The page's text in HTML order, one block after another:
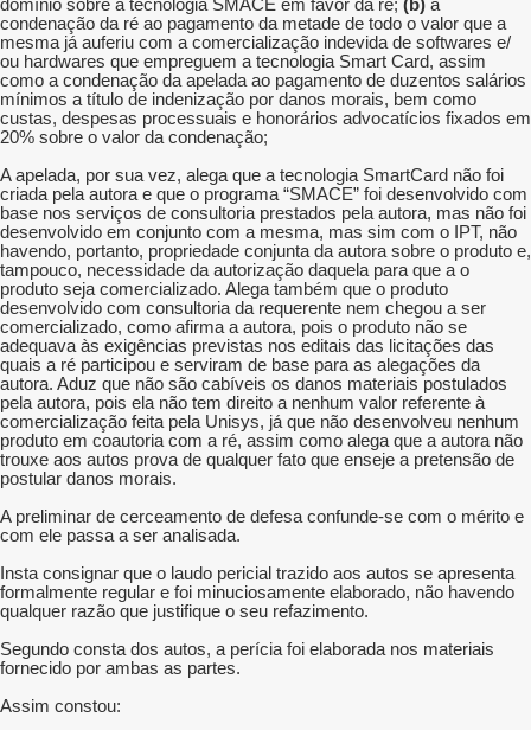
domínio sobre a tecnologia SMACE em favor da ré; (b) a
condenação da ré ao pagamento da metade de todo o valor que a
mesma já auferiu com a comercialização indevida de softwares e/
ou hardwares que empreguem a tecnologia Smart Card, assim
como a condenação da apelada ao pagamento de duzentos salários
mínimos a título de indenização por danos morais, bem como
custas, despesas processuais e honorários advocatícios fixados em
20% sobre o valor da condenação;
A apelada, por sua vez, alega que a tecnologia SmartCard não foi
criada pela autora e que o programa “SMACE” foi desenvolvido com
base nos serviços de consultoria prestados pela autora, mas não foi
desenvolvido em conjunto com a mesma, mas sim com o IPT, não
havendo, portanto, propriedade conjunta da autora sobre o produto e,
tampouco, necessidade da autorização daquela para que a o
produto seja comercializado. Alega também que o produto
desenvolvido com consultoria da requerente nem chegou a ser
comercializado, como afirma a autora, pois o produto não se
adequava às exigências previstas nos editais das licitações das
quais a ré participou e serviram de base para as alegações da
autora. Aduz que não são cabíveis os danos materiais postulados
pela autora, pois ela não tem direito a nenhum valor referente à
comercialização feita pela Unisys, já que não desenvolveu nenhum
produto em coautoria com a ré, assim como alega que a autora não
trouxe aos autos prova de qualquer fato que enseje a pretensão de
postular danos morais.
A preliminar de cerceamento de defesa confunde-se com o mérito e
com ele passa a ser analisada.
Insta consignar que o laudo pericial trazido aos autos se apresenta
formalmente regular e foi minuciosamente elaborado, não havendo
qualquer razão que justifique o seu refazimento.
Segundo consta dos autos, a perícia foi elaborada nos materiais
fornecido por ambas as partes.
Assim constou: